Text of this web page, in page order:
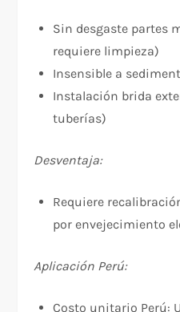
Sin desgaste partes
requiere limpieza)
Insensible a
Instalación brida
tuberías)
Desventaja:
Requiere
por envejecimiento
Aplicación Perú:
Costo unitario Perú: